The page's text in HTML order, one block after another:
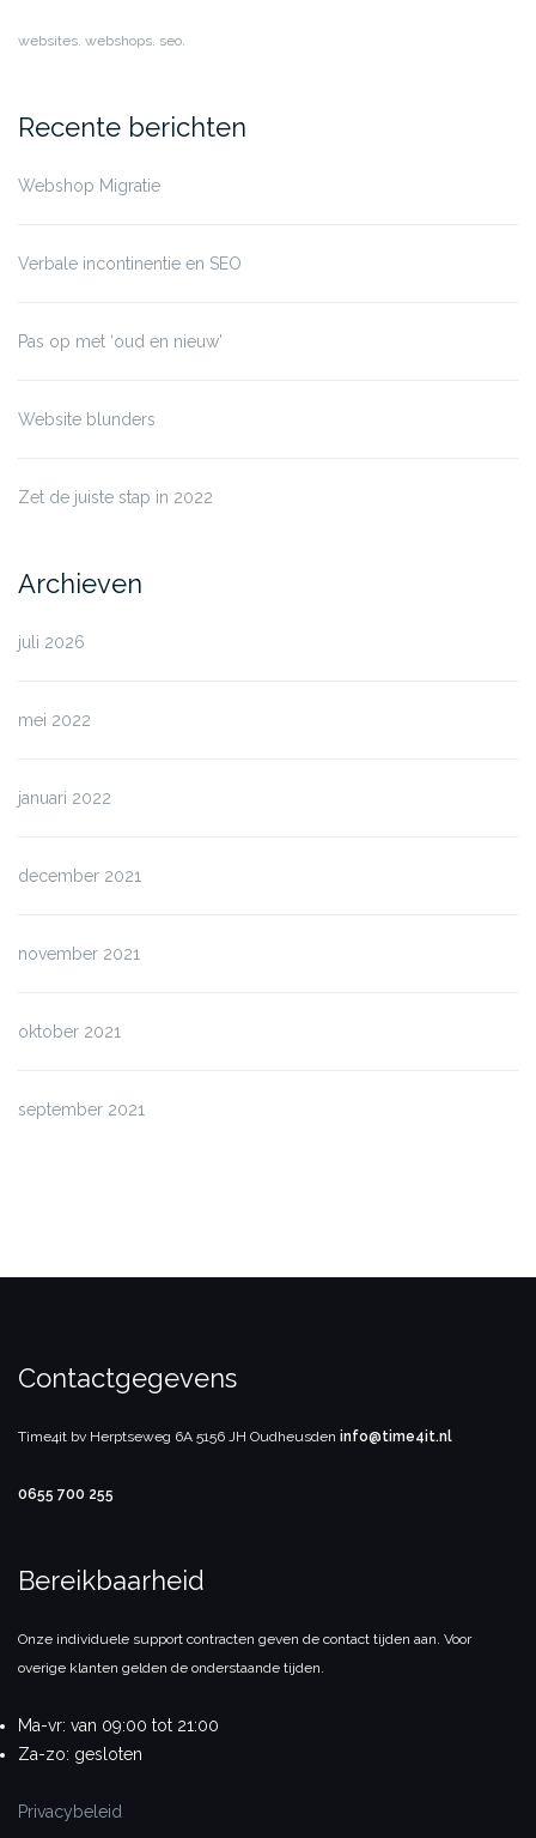
websites. webshops. seo.
Recente berichten
Webshop Migratie
Verbale incontinentie en SEO
Pas op met ‘oud en nieuw’
Website blunders
Zet de juiste stap in 2022
Archieven
juli 2026
mei 2022
januari 2022
december 2021
november 2021
oktober 2021
september 2021
Contactgegevens
Time4it bv Herptseweg 6A 5156 JH Oudheusden info@time4it.nl
0655 700 255
Bereikbaarheid
Onze individuele support contracten geven de contact tijden aan. Voor
overige klanten gelden de onderstaande tijden.
Ma-vr: van 09:00 tot 21:00
Za-zo: gesloten
Privacybeleid